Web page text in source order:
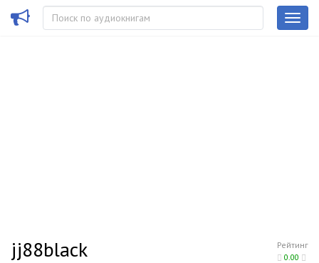
Рейтинг
0.00
jj88black